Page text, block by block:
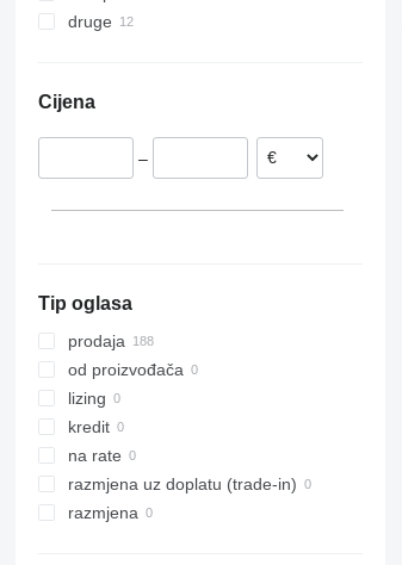
Premium
FH 500
FM 410
L120
Nizozemska
Rumunjska
Litvanija
druge
Cijena
–
Tip oglasa
prodaja
od proizvođača
lizing
kredit
na rate
razmjena uz doplatu (trade-in)
razmjena